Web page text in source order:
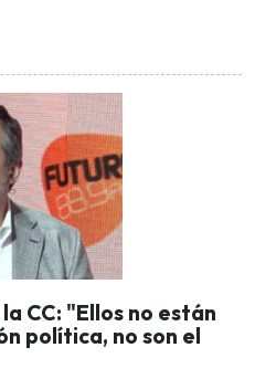
CC: "Ellos no están
política, no son el